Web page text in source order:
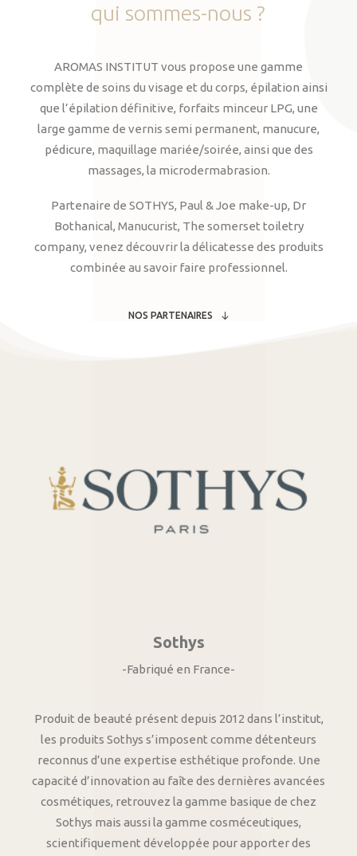
qui sommes-nous ?
AROMAS INSTITUT vous propose une gamme
complète de soins du visage et du corps, épilation ainsi
que l’épilation définitive, forfaits minceur LPG, une
large gamme de vernis semi permanent, manucure,
pédicure, maquillage mariée/soirée, ainsi que des
massages, la microdermabrasion.
Partenaire de SOTHYS, Paul & Joe make-up, Dr
Bothanical, Manucurist, The somerset toiletry
company, venez découvrir la délicatesse des produits
combinée au savoir faire professionnel.
NOS PARTENAIRES
Sothys
-Fabriqué en France-
Produit de beauté présent depuis 2012 dans l’institut,
les produits Sothys s’imposent comme détenteurs
reconnus d’une expertise esthétique profonde. Une
capacité d’innovation au faîte des dernières avancées
cosmétiques, retrouvez la gamme basique de chez
Sothys mais aussi la gamme cosméceutiques,
scientifiquement développée pour apporter des